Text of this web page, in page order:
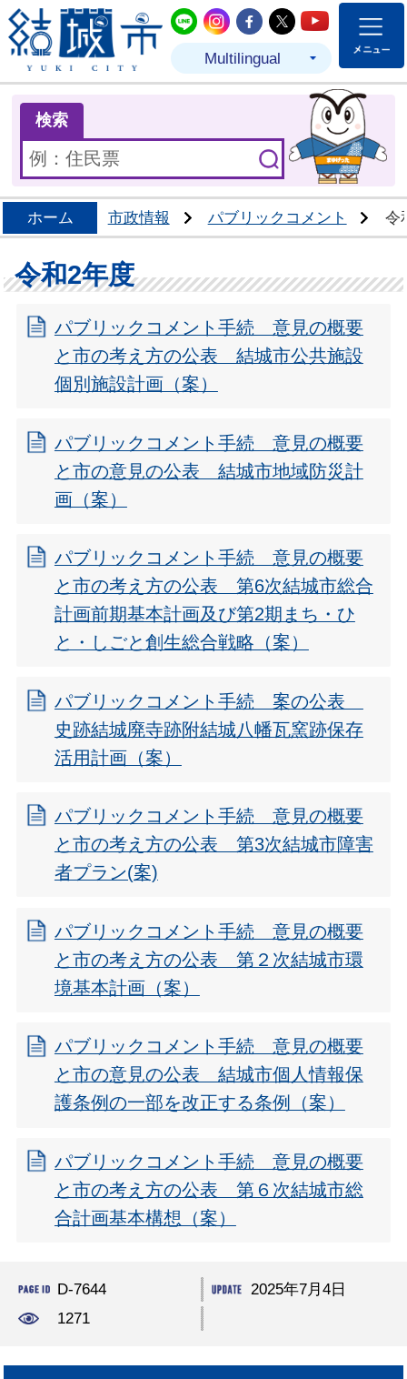
結城市公式LINE
結城市公式Instagram
結城市公式
結城市公式
結城市
Multilingual
検索
ホーム 市政情報 パブリックコメント 令
令和2年度
パブリックコメント手続 意見の概要
と市の考え方の公表 結城市公共施設
個別施設計画（案）
パブリックコメント手続 意見の概要
と市の意見の公表 結城市地域防災計
画（案）
パブリックコメント手続 意見の概要
と市の考え方の公表 第6次結城市総合
計画前期基本計画及び第2期まち・ひ
と・しごと創生総合戦略（案）
パブリックコメント手続 案の公表
史跡結城廃寺跡附結城八幡瓦窯跡保存
活用計画（案）
パブリックコメント手続 意見の概要
と市の考え方の公表 第3次結城市障害
者プラン(案)
パブリックコメント手続 意見の概要
と市の考え方の公表 第２次結城市環
境基本計画（案）
パブリックコメント手続 意見の概要
と市の意見の公表 結城市個人情報保
護条例の一部を改正する条例（案）
パブリックコメント手続 意見の概要
と市の考え方の公表 第６次結城市総
合計画基本構想（案）
D-7644
2025年7月4日
1271